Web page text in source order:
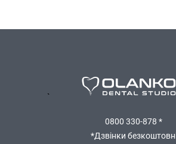
`
0800 330-878 *
*Дзвінки